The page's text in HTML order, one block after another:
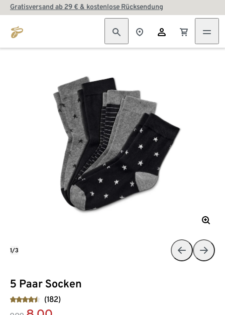
Gratisversand ab 29 € & kostenlose Rücksendung
5 Paar Socken
(182)
1/3